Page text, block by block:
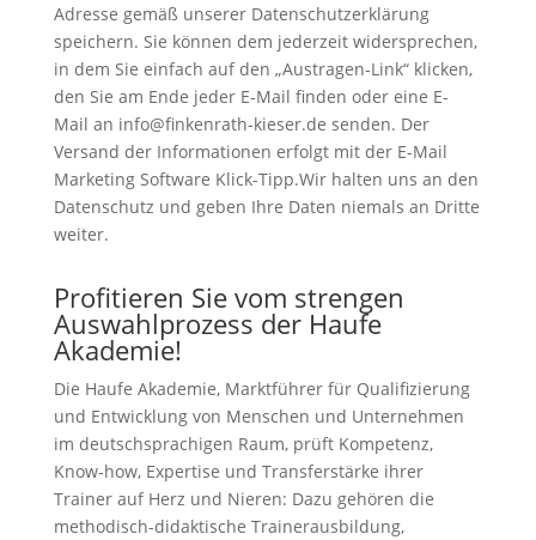
Adresse gemäß unserer Datenschutzerklärung
speichern. Sie können dem jederzeit widersprechen,
in dem Sie einfach auf den „Austragen-Link“ klicken,
den Sie am Ende jeder E-Mail finden oder eine E-
Mail an info@finkenrath-kieser.de senden. Der
Versand der Informationen erfolgt mit der E-Mail
Marketing Software Klick-Tipp.Wir halten uns an den
Datenschutz und geben Ihre Daten niemals an Dritte
weiter.
Profitieren Sie vom strengen
Auswahlprozess der Haufe
Akademie!
Die Haufe Akademie, Marktführer für Qualifizierung
und Entwicklung von Menschen und Unternehmen
im deutschsprachigen Raum, prüft Kompetenz,
Know-how, Expertise und Transferstärke ihrer
Trainer auf Herz und Nieren: Dazu gehören die
methodisch-didaktische Trainerausbildung,